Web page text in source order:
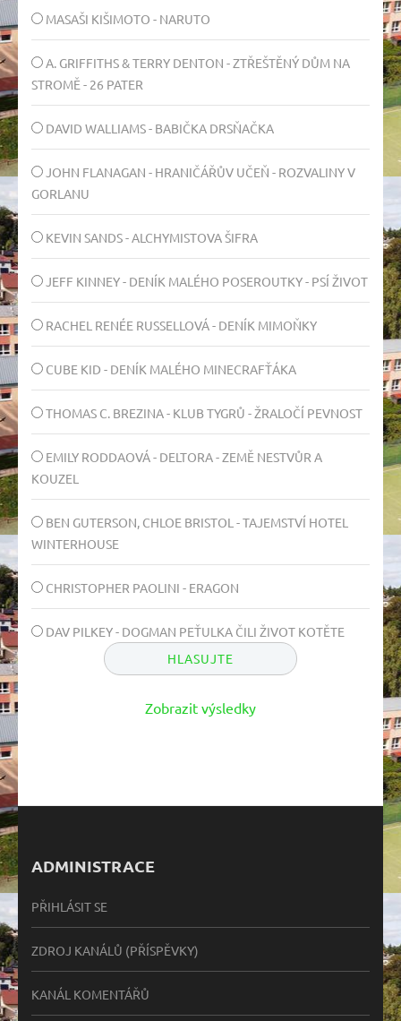
MASAŠI KIŠIMOTO - NARUTO
A. GRIFFITHS & TERRY DENTON - ZTŘEŠTĚNÝ DŮM NA
STROMĚ - 26 PATER
DAVID WALLIAMS - BABIČKA DRSŇAČKA
JOHN FLANAGAN - HRANIČÁŘŮV UČEŇ - ROZVALINY V
GORLANU
KEVIN SANDS - ALCHYMISTOVA ŠIFRA
JEFF KINNEY - DENÍK MALÉHO POSEROUTKY - PSÍ ŽIVOT
RACHEL RENÉE RUSSELLOVÁ - DENÍK MIMOŇKY
CUBE KID - DENÍK MALÉHO MINECRAFŤÁKA
THOMAS C. BREZINA - KLUB TYGRŮ - ŽRALOČÍ PEVNOST
EMILY RODDAOVÁ - DELTORA - ZEMĚ NESTVŮR A
KOUZEL
BEN GUTERSON, CHLOE BRISTOL - TAJEMSTVÍ HOTEL
WINTERHOUSE
CHRISTOPHER PAOLINI - ERAGON
DAV PILKEY - DOGMAN PEŤULKA ČILI ŽIVOT KOTĚTE
Zobrazit výsledky
ADMINISTRACE
PŘIHLÁSIT SE
ZDROJ KANÁLŮ (PŘÍSPĚVKY)
KANÁL KOMENTÁŘŮ